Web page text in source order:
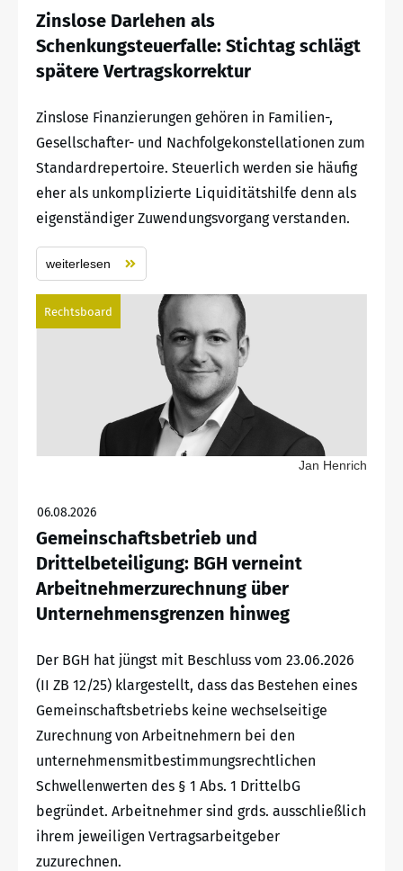
Zinslose Darlehen als
Schenkungsteuerfalle: Stichtag schlägt
spätere Vertragskorrektur
Zinslose Finanzierungen gehören in Familien-,
Gesellschafter- und Nachfolgekonstellationen zum
Standardrepertoire. Steuerlich werden sie häufig
eher als unkomplizierte Liquiditätshilfe denn als
eigenständiger Zuwendungsvorgang verstanden.
weiterlesen
Rechtsboard
Jan Henrich
06.08.2026
Gemeinschaftsbetrieb und
Drittelbeteiligung: BGH verneint
Arbeitnehmerzurechnung über
Unternehmensgrenzen hinweg
Der BGH hat jüngst mit Beschluss vom 23.06.2026
(II ZB 12/25) klargestellt, dass das Bestehen eines
Gemeinschaftsbetriebs keine wechselseitige
Zurechnung von Arbeitnehmern bei den
unternehmensmitbestimmungsrechtlichen
Schwellenwerten des § 1 Abs. 1 DrittelbG
begründet. Arbeitnehmer sind grds. ausschließlich
ihrem jeweiligen Vertragsarbeitgeber
zuzurechnen.